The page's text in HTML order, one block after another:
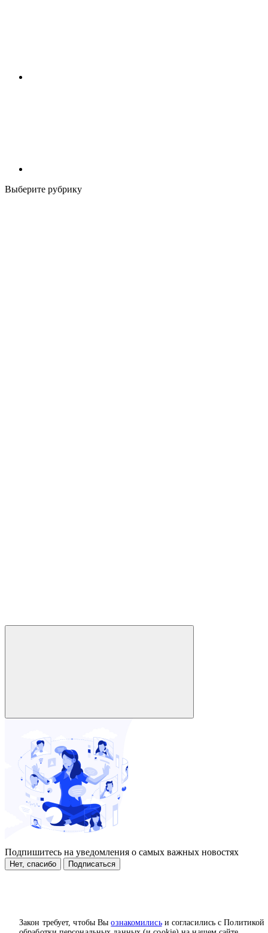
Закон требует, чтобы Выознакомилисьи согласились с Политикой
Выберите рубрику
Подпишитесь на уведомления о самых важных новостях
Нет, спасибо Подписаться